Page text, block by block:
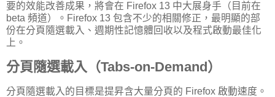
要的效能改善成果，將會在 Firefox 13 中大展身手（目前在
beta 頻道）。Firefox 13 包含不少的相關修正，最明顯的部
份在分頁隨選載入、週期性記憶體回收以及程式啟動最佳化
上。
分頁隨選載入（Tabs-on-Demand）
分頁隨選載入的目標是提昇含大量分頁的 Firefox 啟動速度。